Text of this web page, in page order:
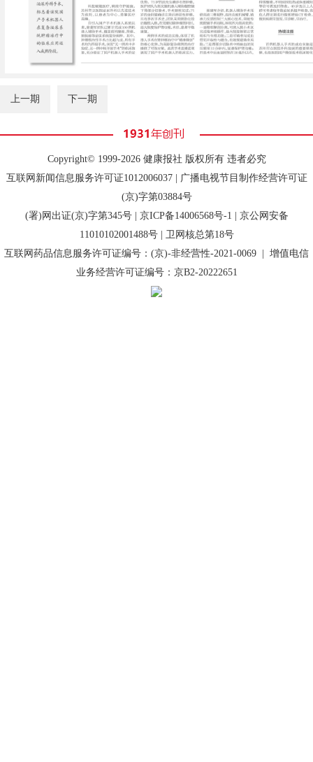
上一期 下一期
Copyright© 1999-2026 健康报社 版权所有 违者必究
互联网新闻信息服务许可证1012006037 | 广播电视节目制作经营许可证
(京)字第03884号
(署)网出证(京)字第345号 | 京ICP备14006568号-1 | 京公网安备
11010102001488号 | 卫网核总第18号
互联网药品信息服务许可证编号：(京)-非经营性-2021-0069 | 增值电信
业务经营许可证编号：京B2-20222651